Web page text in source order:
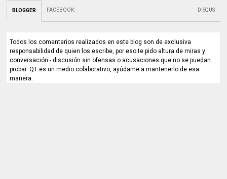
BLOGGER FACEBOOK: DISQUS
Todos los comentarios realizados en este blog son de exclusiva
responsabilidad de quien los escribe, por eso te pido altura de miras y
conversación - discusión sin ofensas o acusaciones que no se puedan
probar. QT es un medio colaborativo, ayúdame a mantenerlo de esa
manera.